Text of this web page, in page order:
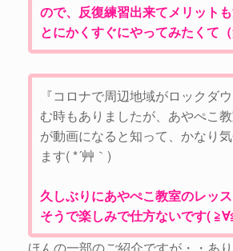
ので、反復練習出来てメリットも
とにかくすぐにやってみたくて（
『コロナで周辺地域がロックダ
む時もありましたが、あやぺこ
が動画になると知って、かなり
ます( *´艸｀)
久しぶりにあやぺこ教室のレッ
そうで楽しみで仕方ないです(
ほんの一部のご紹介ですが・・あ